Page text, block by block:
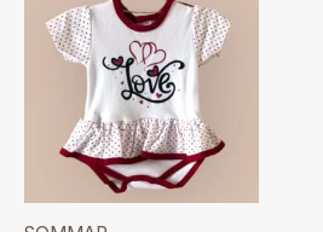
här
produkten
har
flera
varianter.
De